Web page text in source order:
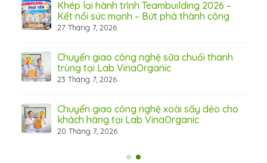
Khép lại hành trình Teambuilding 2026 –
Kết nối sức mạnh – Bứt phá thành công
27 Tháng 7, 2026
Chuyển giao công nghệ sữa chuối thanh
trùng tại Lab VinaOrganic
23 Tháng 7, 2026
Chuyển giao công nghệ xoài sấy dẻo cho
khách hàng tại Lab VinaOrganic
20 Tháng 7, 2026